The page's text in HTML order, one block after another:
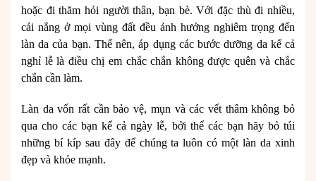
hoặc đi thăm hỏi người thân, bạn bè. Với đặc thù đi nhiều,
cái nắng ở mọi vùng đất đều ảnh hưởng nghiêm trọng đến
làn da của bạn. Thế nên, áp dụng các bước dưỡng da kể cả
nghỉ lễ là điều chị em chắc chắn không được quên và chắc
chắn cần làm.
Làn da vốn rất cần bảo vệ, mụn và các vết thâm không bỏ
qua cho các bạn kể cả ngày lễ, bởi thế các bạn hãy bỏ túi
những bí kíp sau đây để chúng ta luôn có một làn da xinh
đẹp và khỏe mạnh.